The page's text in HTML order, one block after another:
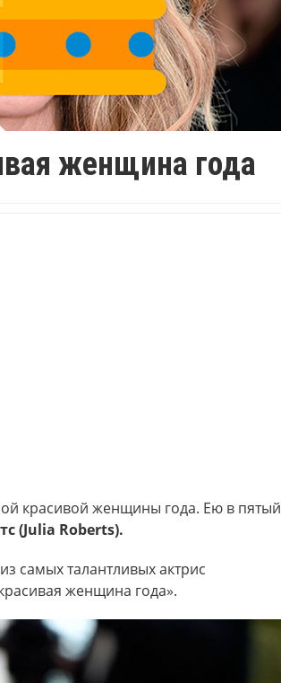
женщина года
красивой женщины года. Ею в пятый
(Julia Roberts).
самых талантливых актрис
женщина года».